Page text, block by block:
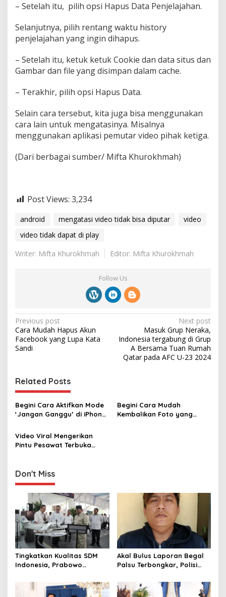
– Setelah itu, pilih opsi Hapus Data Penjelajahan.
Selanjutnya, pilih rentang waktu history
penjelajahan yang ingin dihapus.
– Setelah itu, ketuk ketuk Cookie dan data situs dan
Gambar dan file yang disimpan dalam cache.
– Terakhir, pilih opsi Hapus Data.
Selain cara tersebut, kita juga bisa menggunakan
cara lain untuk mengatasinya. Misalnya
menggunakan aplikasi pemutar video pihak ketiga.
(Dari berbagai sumber/ Mifta Khurokhmah)
Post Views: 3,234
android mengatasi video tidak bisa diputar
video
video tidak dapat di play
Writer: Mifta Khurokhmah
Editor: Mifta Khurokhmah
Follow Us
P
o
s
n
a
v
i
g
a
i
n
Previous post
Cara Mudah Hapus Akun
Facebook yang Lupa Kata
Sandi ‎
Next post
Masuk Grup Neraka,
Indonesia tergabung di Grup
A Bersama Tuan Rumah
Qatar ‎pada AFC U-23 2024‎
Related Posts
Begini Cara Aktifkan Mode
‘Jangan Ganggu’ di iPhone
Begini Cara Mudah
Kembalikan Foto yang
Video Viral Mengerikan
Pintu Pesawat Terbuka
Don't Miss
Tingkatkan Kualitas SDM
Indonesia, Prabowo
hingga Undang Universitas
Terbaik Dunia
Akal Bulus Laporan Begal
Palsu Terbongkar, Polisi
Perusahaan untuk Crypto